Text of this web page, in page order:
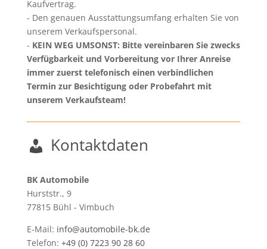
Kaufvertrag.
Den genauen Ausstattungsumfang erhalten Sie von
unserem Verkaufspersonal.
KEIN WEG UMSONST: Bitte vereinbaren Sie zwecks
Verfügbarkeit und Vorbereitung vor Ihrer Anreise
immer zuerst telefonisch einen verbindlichen
Termin zur Besichtigung oder Probefahrt mit
unserem Verkaufsteam!
Kontaktdaten
BK Automobile
Hurststr., 9
77815 Bühl - Vimbuch
E-Mail: info@automobile-bk.de
Telefon: +49 (0) 7223 90 28 60